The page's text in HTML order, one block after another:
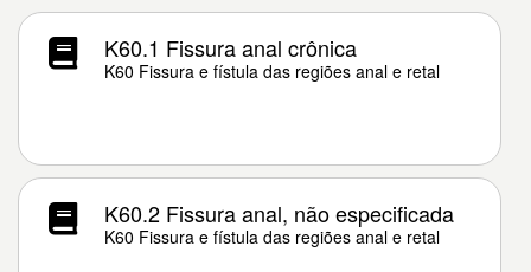
K60.1 Fissura anal crônica
K60 Fissura e fístula das regiões anal e retal
K60.2 Fissura anal, não especificada
K60 Fissura e fístula das regiões anal e retal